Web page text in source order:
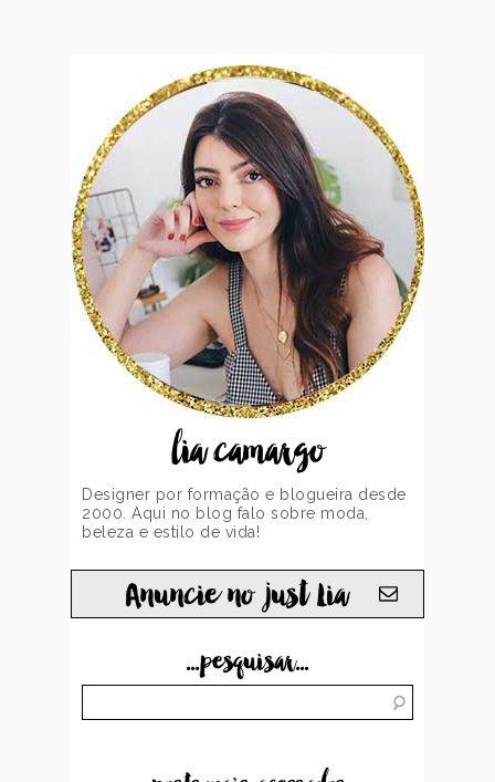
lia camargo
Designer por formação e blogueira desde
2000. Aqui no blog falo sobre moda,
beleza e estilo de vida!
Anuncie no just Lia
...pesquisar...